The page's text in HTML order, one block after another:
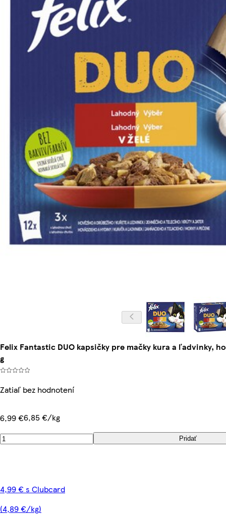
Felix Fantastic DUO kapsičky pre mačky kura a ľadvinky,
g
Zatiaľ bez hodnotení
6,99 €6,85 €/kg
Pridať
4,99 € s Clubcard
(4,89 €/kg)